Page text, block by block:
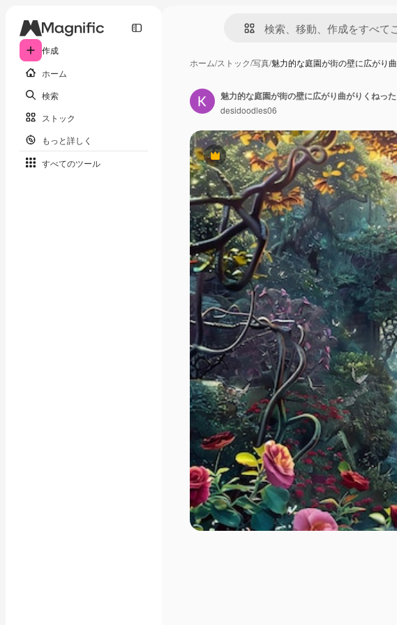
作成
ホーム
検索
ストック
もっと詳しく
すべてのツール
ホーム/ストック/写真/魅力的な庭園が街の壁に広がり
Premium
desidoodles06